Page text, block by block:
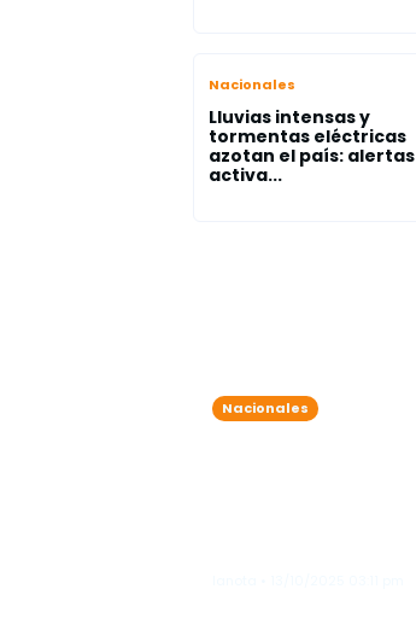
Nacionales
Lluvias intensas y
tormentas eléctricas
azotan el país: alertas
activa...
Nacionales